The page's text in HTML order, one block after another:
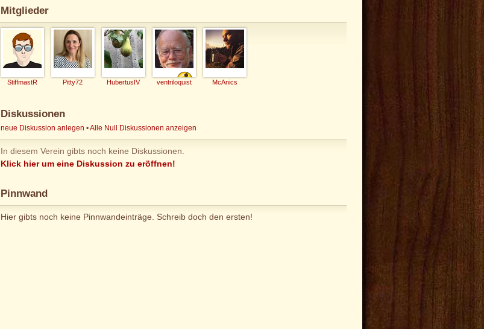
Mitglieder
StiffmastR Pitty72 HubertusIV ventriloquist McAnics
Diskussionen
neue Diskussion anlegen •Alle Null Diskussionen anzeigen
In diesem Verein gibts noch keine Diskussionen.
Klick hier um eine Diskussion zu eröffnen!
Pinnwand
Hier gibts noch keine Pinnwandeinträge. Schreib doch den ersten!